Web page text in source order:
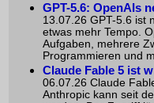
GPT-5.6: OpenAIs
13.07.26 GPT-5.6 ist
etwas mehr Tempo.
Aufgaben, mehrere
Programmieren und
Claude Fable 5 ist
06.07.26 Claude
Anthropic kann seit